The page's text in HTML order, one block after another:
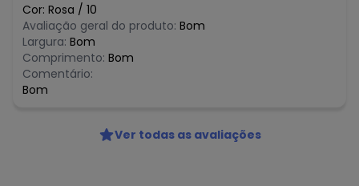
Cor: Rosa / 10
Avaliação geral do produto: Bom
Largura: Bom
Comprimento: Bom
Comentário:
Bom
Ver todas as avaliações